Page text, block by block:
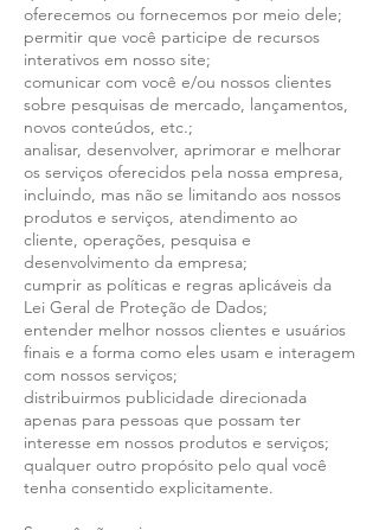
oferecemos ou fornecemos por meio dele;
permitir que você participe de recursos
interativos em nosso site;
comunicar com você e/ou nossos clientes
sobre pesquisas de mercado, lançamentos,
novos conteúdos, etc.;
analisar, desenvolver, aprimorar e melhorar
os serviços oferecidos pela nossa empresa,
incluindo, mas não se limitando aos nossos
produtos e serviços, atendimento ao
cliente, operações, pesquisa e
desenvolvimento da empresa;
cumprir as políticas e regras aplicáveis da
Lei Geral de Proteção de Dados;
entender melhor nossos clientes e usuários
finais e a forma como eles usam e interagem
com nossos serviços;
distribuirmos publicidade direcionada
apenas para pessoas que possam ter
interesse em nossos produtos e serviços;
qualquer outro propósito pelo qual você
tenha consentido explicitamente.